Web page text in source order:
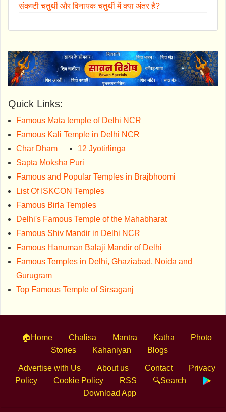
संकष्टी चतुर्थी और विनायक चतुर्थी में क्या अंतर है?
Quick Links:
Famous Mata temple of Delhi NCR
Famous Kali Temple in Delhi NCR
Char Dham
12 Jyotirlinga
Sapta Moksha Puri
Famous and Popular Temples in Brajbhoomi
List Of ISKCON Temples
Famous Birla Temples
Delhi's Famous Temple of the Mahabharat
Famous Shiv Mandir in Delhi NCR
Famous Hanuman Balaji Mandir of Delhi
Famous Temples in Delhi, Ghaziabad, Noida and
Gurugram
Top Famous Temple of Sirsaganj
🏠Home Chalisa Mantra Katha
Photo
Stories
Kahaniyan Blogs
Advertise with Us About us Contact
Privacy
Policy
Cookie Policy RSS
🔍Search
Download App